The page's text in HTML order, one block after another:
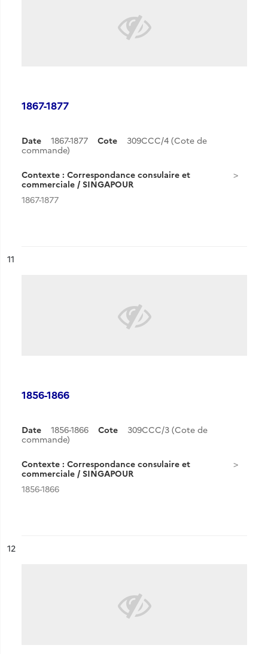
1867-1877
Date 1867-1877 Cote
309CCC/4 (Cote de
commande)
Contexte : Correspondance consulaire et
commerciale / SINGAPOUR
1867-1877
n°
11
1856-1866
Date 1856-1866 Cote
309CCC/3 (Cote de
commande)
Contexte : Correspondance consulaire et
commerciale / SINGAPOUR
1856-1866
n°
12